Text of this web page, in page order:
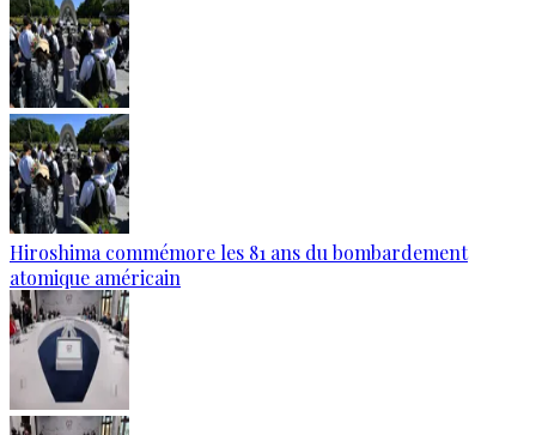
Hiroshima commémore les 81 ans du bombardement
atomique américain